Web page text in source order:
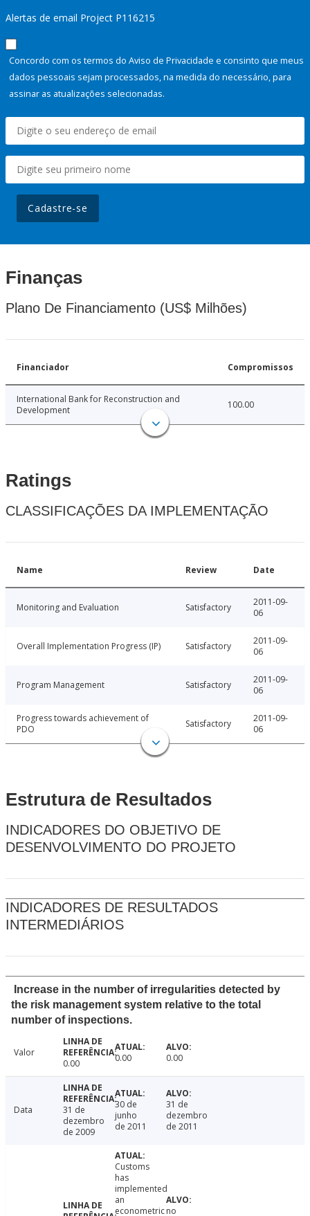
Alertas de email Project P116215
Concordo com os termos do Aviso de Privacidade e consinto que meus
dados pessoais sejam processados, na medida do necessário, para
assinar as atualizações selecionadas.
Cadastre-se
Finanças
Plano De Financiamento (US$ Milhões)
Financiador Compromissos
International Bank for Reconstruction and
Development
100.00
Ratings
CLASSIFICAÇÕES DA IMPLEMENTAÇÃO
Name Review Date
Monitoring and Evaluation Satisfactory
2011-09-
06
Overall Implementation Progress (IP) Satisfactory
2011-09-
06
Program Management Satisfactory
2011-09-
06
Progress towards achievement of
PDO
Satisfactory
2011-09-
06
Estrutura de Resultados
INDICADORES DO OBJETIVO DE
DESENVOLVIMENTO DO PROJETO
INDICADORES DE RESULTADOS
INTERMEDIÁRIOS
Increase in the number of irregularities detected by
the risk management system relative to the total
number of inspections.
Valor
0.00
0.00 0.00
Data
31 de
dezembro
de 2009
30 de
junho
de 2011
31 de
dezembro
de 2011
Customs
has
implemented
an
econometric no